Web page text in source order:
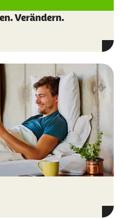
Verändern.